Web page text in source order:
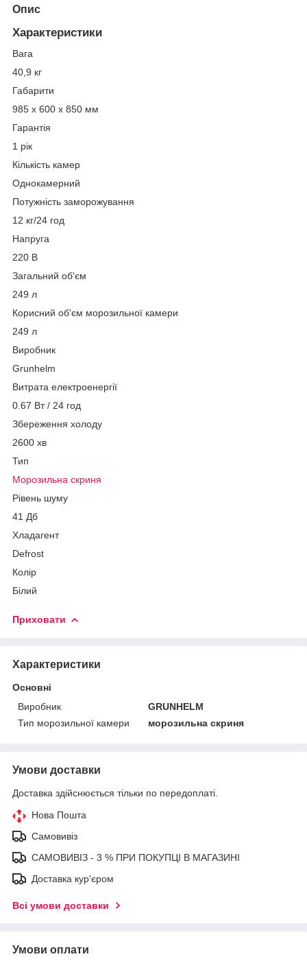
Опис
Характеристики
Вага
40,9 кг
Габарити
985 х 600 х 850 мм
Гарантія
1 рік
Кількість камер
Однокамерний
Потужність заморожування
12 кг/24 год
Напруга
220 В
Загальний об'єм
249 л
Корисний об'єм морозильної камери
249 л
Виробник
Grunhelm
Витрата електроенергії
0.67 Вт / 24 год
Збереження холоду
2600 хв
Тип
Морозильна скриня
Рівень шуму
41 Дб
Хладагент
Defrost
Колір
Білий
Приховати
Характеристики
Основні
Виробник
GRUNHELM
Тип морозильної камери
морозильна скриня
Умови доставки
Доставка здійснюється тільки по передоплаті.
Нова Пошта
Самовивіз
САМОВИВІЗ - 3 % ПРИ ПОКУПЦІ В МАГАЗИНІ
Доставка кур'єром
Всі умови доставки
Умови оплати